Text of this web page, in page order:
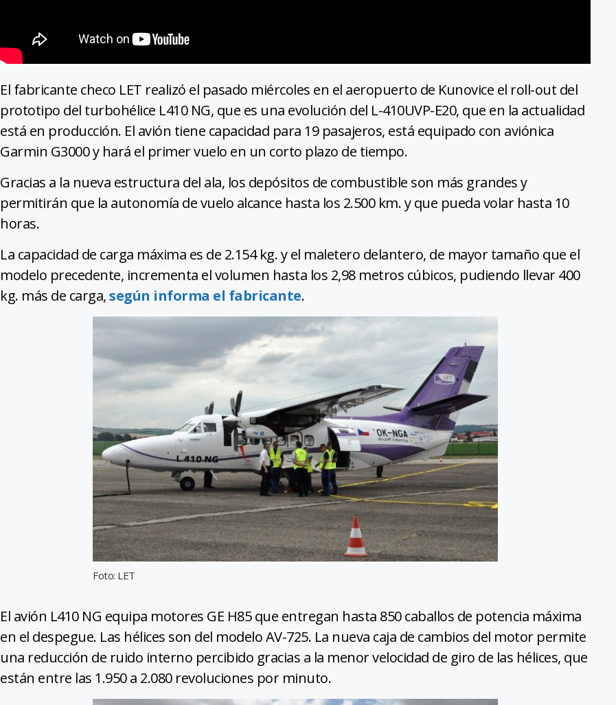
El fabricante checo LET realizó el pasado miércoles en el aeropuerto de Kunovice el roll-out del
prototipo del turbohélice L410 NG, que es una evolución del L-410UVP-E20, que en la actualidad
está en producción. El avión tiene capacidad para 19 pasajeros, está equipado con aviónica
Garmin G3000 y hará el primer vuelo en un corto plazo de tiempo.
Gracias a la nueva estructura del ala, los depósitos de combustible son más grandes y
permitirán que la autonomía de vuelo alcance hasta los 2.500 km. y que pueda volar hasta 10
horas.
La capacidad de carga máxima es de 2.154 kg. y el maletero delantero, de mayor tamaño que el
modelo precedente, incrementa el volumen hasta los 2,98 metros cúbicos, pudiendo llevar 400
kg. más de carga,según informa el fabricante.
Foto: LET
El avión L410 NG equipa motores GE H85 que entregan hasta 850 caballos de potencia máxima
en el despegue. Las hélices son del modelo AV-725. La nueva caja de cambios del motor permite
una reducción de ruido interno percibido gracias a la menor velocidad de giro de las hélices, que
están entre las 1.950 a 2.080 revoluciones por minuto.